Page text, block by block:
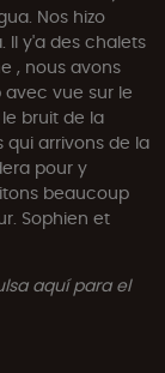
Nos hizo
Il y'a des chalets
, nous avons
vue sur le
bruit de la
arrivons de la
pour y
beaucoup
Sophien et
aquí para el